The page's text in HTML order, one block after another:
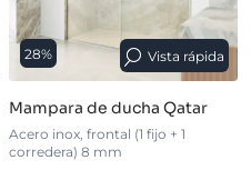
28% Vista rápida
Mampara de ducha Qatar
Acero inox, frontal (1 fijo + 1
corredera) 8 mm